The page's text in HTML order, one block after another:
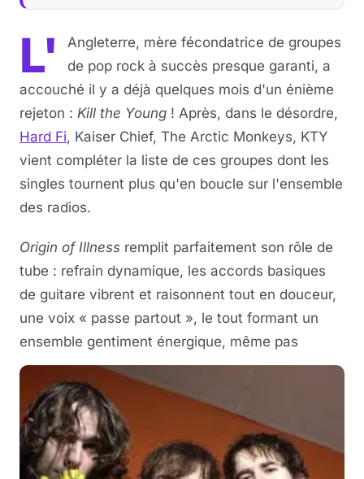
Sciences & Tech
Forum
L'
Angleterre, mère fécondatrice de groupes
de pop rock à succès presque garanti, a
accouché il y a déjà quelques mois d'un énième
rejeton : Kill the Young ! Après, dans le désordre,
Hard Fi, Kaiser Chief, The Arctic Monkeys, KTY
vient compléter la liste de ces groupes dont les
singles tournent plus qu'en boucle sur l'ensemble
des radios.
Origin of Illness remplit parfaitement son rôle de
tube : refrain dynamique, les accords basiques
de guitare vibrent et raisonnent tout en douceur,
une voix « passe partout », le tout formant un
ensemble gentiment énergique, même pas